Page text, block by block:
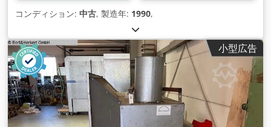
コンディション: 中古, 製造年: 1990,
小型広告